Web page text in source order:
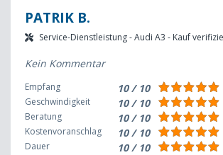
PATRIK B.
Service-Dienstleistung - Audi A3 - Kauf
Kein Kommentar
Empfang 10 / 10
Geschwindigkeit 10 / 10
Beratung 10 / 10
Kostenvoranschlag 10 / 10
Dauer 10 / 10